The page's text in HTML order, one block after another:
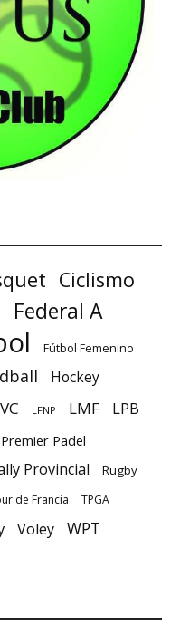
Ciclismo
Federal A
Fútbol Femenino
Hockey
LFNP LMF LPB
Premier Padel
Provincial Rugby
de Francia TPGA
Voley WPT